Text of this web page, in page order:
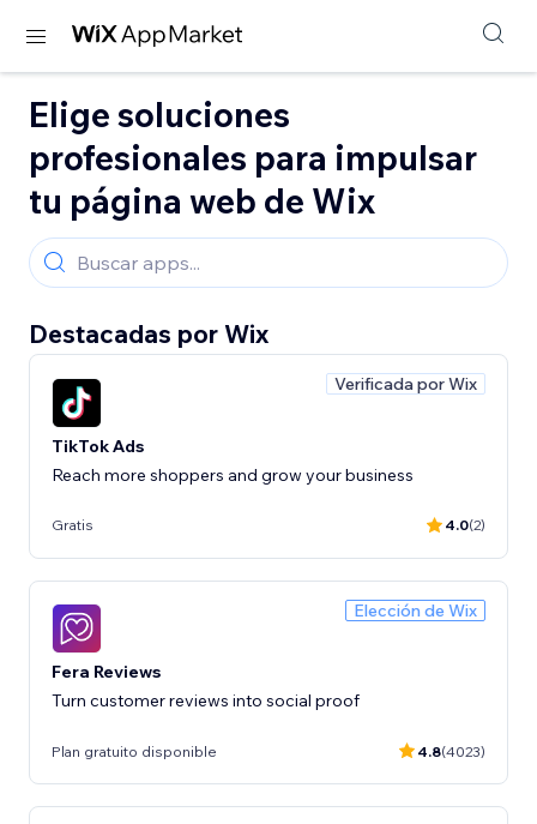
Elige soluciones
profesionales para impulsar
tu página web de Wix
Destacadas por Wix
Verificada por Wix
TikTok Ads
Reach more shoppers and grow your business
Gratis 4.0(2)
Elección de Wix
Fera Reviews
Turn customer reviews into social proof
Plan gratuito disponible 4.8(4023)